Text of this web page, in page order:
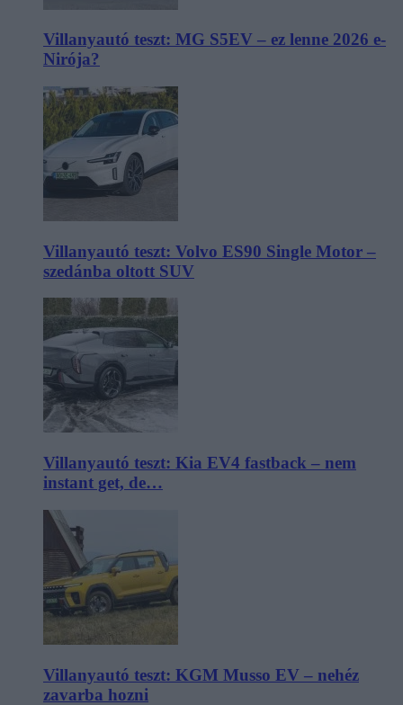
Villanyautó teszt: MG S5EV – ez lenne 2026 e-
Nirója?
Villanyautó teszt: Volvo ES90 Single Motor –
szedánba oltott SUV
Villanyautó teszt: Kia EV4 fastback – nem
instant get, de…
Villanyautó teszt: KGM Musso EV – nehéz
zavarba hozni